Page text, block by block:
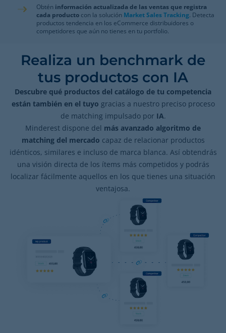
Obtén información actualizada de las ventas que registra
cada producto con la solución Market Sales Tracking. Detecta
productos tendencia en los eCommerce distribuidores o
competidores que aún no tienes en tu portfolio.
Realiza un benchmark de
tus productos con IA
Descubre qué productos del catálogo de tu competencia
están también en el tuyo gracias a nuestro preciso proceso
de matching impulsado por IA.
Minderest dispone del más avanzado algoritmo de
matching del mercado capaz de relacionar productos
idénticos, similares e incluso de marca blanca. Así obtendrás
una visión directa de los ítems más competidos y podrás
localizar fácilmente aquellos en los que tienes una situación
ventajosa.